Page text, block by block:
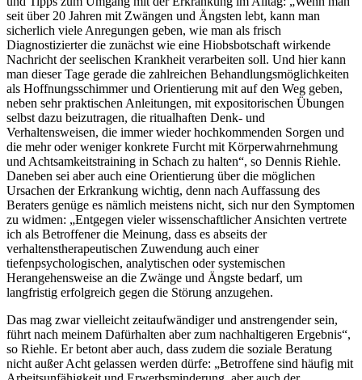
seit über 20 Jahren mit Zwängen und Ängsten lebt, kann man
sicherlich viele Anregungen geben, wie man als frisch
Diagnostizierter die zunächst wie eine Hiobsbotschaft wirkende
Nachricht der seelischen Krankheit verarbeiten soll. Und hier kann
man dieser Tage gerade die zahlreichen Behandlungsmöglichkeiten
als Hoffnungsschimmer und Orientierung mit auf den Weg geben,
neben sehr praktischen Anleitungen, mit expositorischen Übungen
selbst dazu beizutragen, die ritualhaften Denk- und
Verhaltensweisen, die immer wieder hochkommenden Sorgen und
die mehr oder weniger konkrete Furcht mit Körperwahrnehmung
und Achtsamkeitstraining in Schach zu halten“, so Dennis Riehle.
Daneben sei aber auch eine Orientierung über die möglichen
Ursachen der Erkrankung wichtig, denn nach Auffassung des
Beraters genüge es nämlich meistens nicht, sich nur den Symptomen
zu widmen: „Entgegen vieler wissenschaftlicher Ansichten vertrete
ich als Betroffener die Meinung, dass es abseits der
verhaltenstherapeutischen Zuwendung auch einer
tiefenpsychologischen, analytischen oder systemischen
Herangehensweise an die Zwänge und Ängste bedarf, um
langfristig erfolgreich gegen die Störung anzugehen.
Das mag zwar vielleicht zeitaufwändiger und anstrengender sein,
führt nach meinem Dafürhalten aber zum nachhaltigeren Ergebnis“,
so Riehle. Er betont aber auch, dass zudem die soziale Beratung
nicht außer Acht gelassen werden dürfe: „Betroffene sind häufig mit